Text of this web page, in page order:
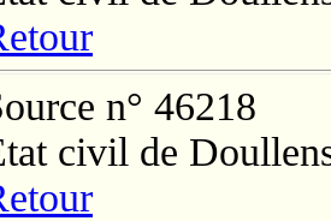
n° 46218
civil de